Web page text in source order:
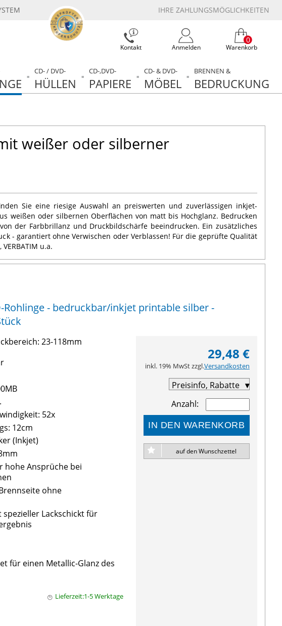
IHRE ZAHLUNGSMÖGLICHKEITEN
0
Warenkorb
Anmelden
Kontakt
CD- / DVD-
HÜLLEN
CD-,DVD-
PAPIERE
CD- & DVD-
MÖBEL
BRENNEN &
BEDRUCKUNG
weißer oder silberner
Sie eine riesige Auswahl an preiswerten und zuverlässigen inkjet-
weißen oder silbernen Oberflächen von matt bis Hochglanz. Bedrucken
der Farbbrillanz und Druckbildschärfe beeindrucken. Ein zusätzliches
- garantiert ohne Verwischen oder Verblassen! Für die geprüfte Qualität
u.a.
Rohlinge - bedruckbar/inkjet printable silber -
23-118mm
52x
12cm
(Inkjet)
hohe Ansprüche bei
ohne
Lackschickt für
für einen Metallic-Glanz des
Lieferzeit:1-5 Werktage
29,48 €
inkl. 19% MwSt zzgl.Versandkosten
Preisinfo, Rabatte
Anzahl:
IN DEN WARENKORB
auf den Wunschzettel